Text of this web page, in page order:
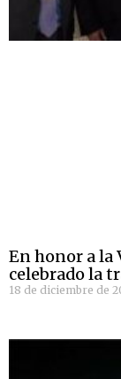
En honor a la
celebrado la
18 de diciembre de